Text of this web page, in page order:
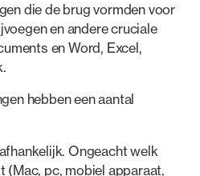
die de brug vormden voor
en andere cruciale
en Word, Excel,
hebben een aantal
Ongeacht welk
(Mac, pc, mobiel apparaat,